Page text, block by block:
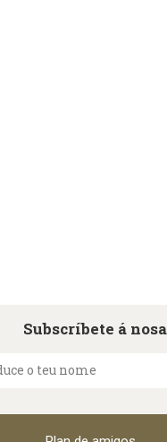
Subscríbete á
o teu nome